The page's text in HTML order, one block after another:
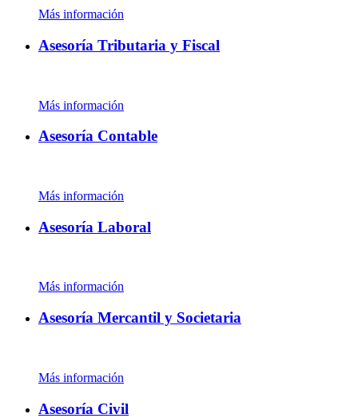
Más información
Asesoría Tributaria y Fiscal
Más información
Asesoría Contable
Más información
Asesoría Laboral
Más información
Asesoría Mercantil y Societaria
Más información
Asesoría Civil